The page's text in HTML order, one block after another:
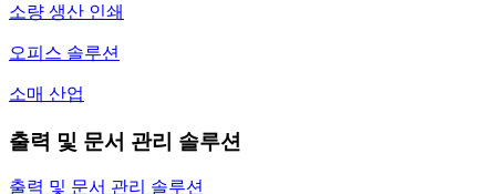
소량 생산 인쇄
오피스 솔루션
소매 산업
출력 및 문서 관리 솔루션
출력 및 문서 관리 솔루션